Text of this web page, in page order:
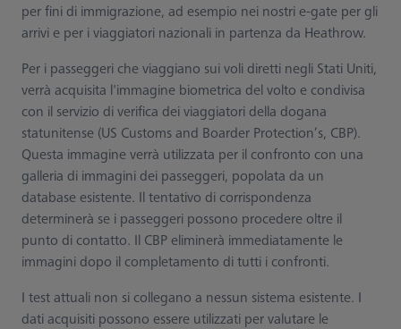
per fini di immigrazione, ad esempio nei nostri e-gate per gli
arrivi e per i viaggiatori nazionali in partenza da Heathrow.
Per i passeggeri che viaggiano sui voli diretti negli Stati Uniti,
verrà acquisita l'immagine biometrica del volto e condivisa
con il servizio di verifica dei viaggiatori della dogana
statunitense (US Customs and Boarder Protection’s, CBP).
Questa immagine verrà utilizzata per il confronto con una
galleria di immagini dei passeggeri, popolata da un
database esistente. Il tentativo di corrispondenza
determinerà se i passeggeri possono procedere oltre il
punto di contatto. Il CBP eliminerà immediatamente le
immagini dopo il completamento di tutti i confronti.
I test attuali non si collegano a nessun sistema esistente. I
dati acquisiti possono essere utilizzati per valutare le